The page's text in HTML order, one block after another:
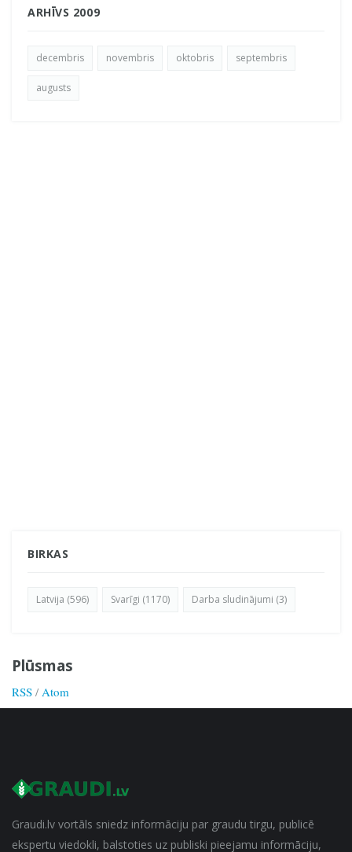
ARHĪVS 2009
decembris novembris oktobris septembris
augusts
BIRKAS
Latvija (596) Svarīgi (1170) Darba sludinājumi (3)
Plūsmas
RSS / Atom
Graudi.lv vortāls sniedz informāciju par graudu tirgu, publicē
ekspertu viedokli, balstoties uz publiski pieejamu informāciju,